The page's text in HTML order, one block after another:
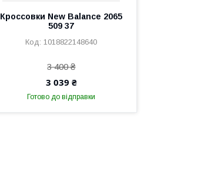
Кроссовки New Balance 2065
509 37
1018822148640
3 400 ₴
3 039 ₴
Готово до відправки